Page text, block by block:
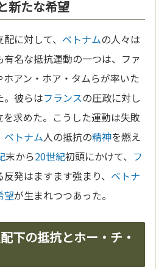
新たな希望
配に対して、 ベトナムの人々は
名な抵抗運動の一つは、ファ
ホアン・ホア・タムらが率いた
。彼らはフランスの圧政に対し
求めた。こうした運動は失敗
ベトナム人の抵抗の精神を燃え
末から20世紀初頭にかけて、 フ
発はますます強まり、 ベトナ
望が生まれつつあった。
下の抵抗とホー・チ・